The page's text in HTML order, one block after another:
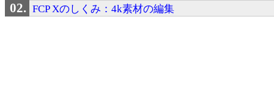
FCP Xのしくみ：4k素材の編集